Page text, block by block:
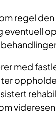
regel
eventuell
med